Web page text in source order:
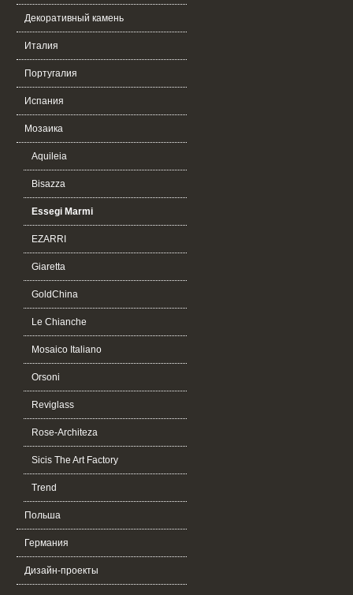
Декоративный камень
Италия
Португалия
Испания
Мозаика
Aquileia
Bisazza
Essegi Marmi
EZARRI
Giaretta
GoldChina
Le Chianche
Mosaico Italiano
Orsoni
Reviglass
Rose-Architeza
Sicis The Art Factory
Trend
Польша
Германия
Дизайн-проекты